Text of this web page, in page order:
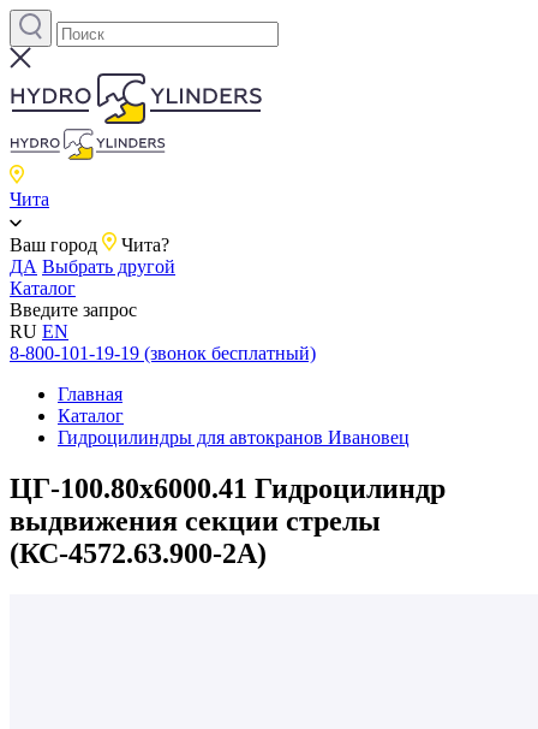
Чита
Ваш город
Чита?
ДА Выбрать другой
Каталог
Введите запрос
RU EN
8-800-101-19-19 (звонок бесплатный)
Главная
Каталог
Гидроцилиндры для автокранов Ивановец
ЦГ-100.80х6000.41 Гидроцилиндр
выдвижения секции стрелы
(КС-4572.63.900-2А)